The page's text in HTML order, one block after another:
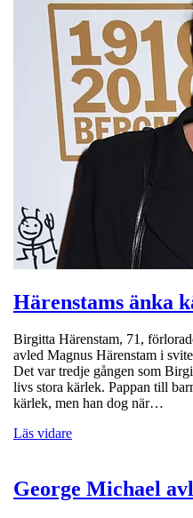
Härenstams änka
Birgitta Härenstam, 71,
avled Magnus Härenstam i
Det var tredje gången som
livs stora kärlek. Pappan till
kärlek, men han dog när…
Läs vidare
George Michael